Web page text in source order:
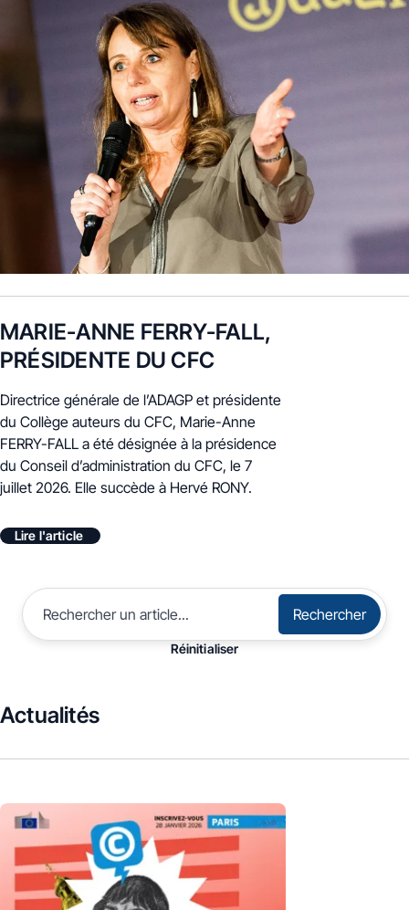
MARIE-ANNE FERRY-FALL,
PRÉSIDENTE DU CFC
Directrice générale de l’ADAGP et présidente
du Collège auteurs du CFC, Marie-Anne
FERRY-FALL a été désignée à la présidence
du Conseil d’administration du CFC, le 7
juillet 2026. Elle succède à Hervé RONY.
Lire l'article
Rechercher
Réinitialiser
Actualités